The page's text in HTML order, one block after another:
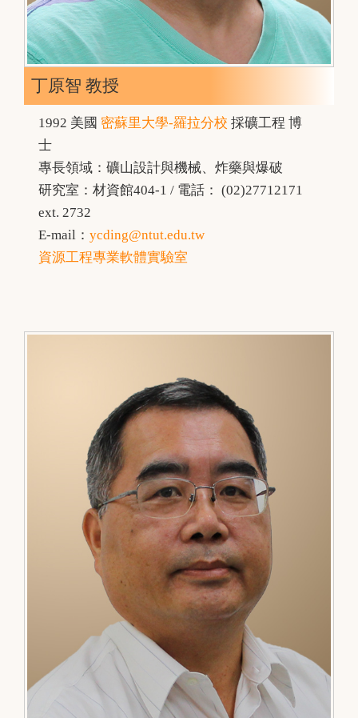
丁原智 教授
1992 美國 密蘇里大學-羅拉分校 採礦工程 博
士
專長領域：礦山設計與機械、炸藥與爆破
研究室：材資館404-1 / 電話： (02)27712171
ext. 2732
E-mail：ycding@ntut.edu.tw
資源工程專業軟體實驗室